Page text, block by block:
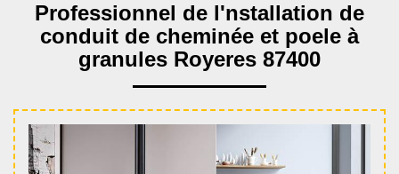
Professionnel de l'nstallation de
conduit de cheminée et poele à
granules Royeres 87400